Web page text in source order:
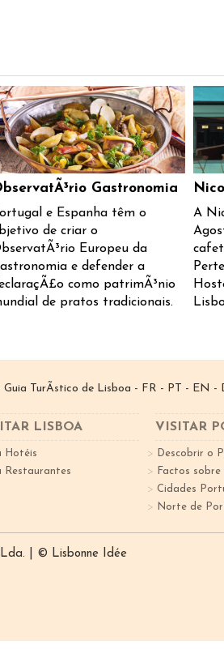
Gastronomia
e Espanha têm o
de criar o
Europeu da
e defender a
como patrimÃ³nio
de pratos tradicionais.
A
Guia TurÃ­stico de Lisboa - FR - PT - EN -
LISBOA
Hotéis
Restaurantes
VISITAR
Descobrir o
Factos sobre
Cidades
Norte de
Lda. | © Lisbonne Idée